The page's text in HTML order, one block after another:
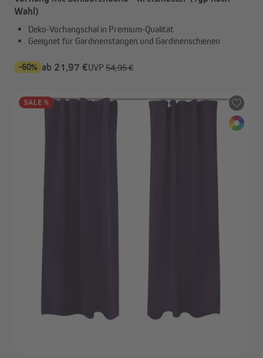
Wahl)
Deko-Vorhangschal in Premium-Qualität
Geeignet für Gardinenstangen und Gardinenschienen
-60% ab 21,97 €UVP 54,95 €